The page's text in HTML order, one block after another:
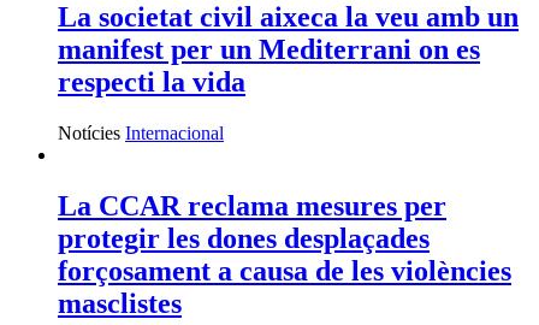
La societat civil aixeca la veu amb un
manifest per un Mediterrani on es
respecti la vida
Notícies Internacional
La CCAR reclama mesures per
protegir les dones desplaçades
forçosament a causa de les violències
masclistes